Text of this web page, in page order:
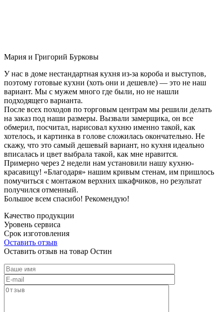
Мария и Григорий Бурковы
У нас в доме нестандартная кухня из-за короба и выступов,
поэтому готовые кухни (хоть они и дешевле) — это не наш
вариант. Мы с мужем много где были, но не нашли
подходящего варианта.
После всех походов по торговым центрам мы решили делать
на заказ под наши размеры. Вызвали замерщика, он все
обмерил, посчитал, нарисовал кухню именно такой, как
хотелось, и картинка в голове сложилась окончательно. Не
скажу, что это самый дешевый вариант, но кухня идеально
вписалась и цвет выбрала такой, как мне нравится.
Примерно через 2 недели нам установили нашу кухню-
красавицу! «Благодаря» нашим кривым стенам, им пришлось
помучиться с монтажом верхних шкафчиков, но результат
получился отменный.
Большое всем спасибо! Рекомендую!
Качество продукции
Уровень сервиса
Срок изготовления
Оставить отзыв
Оставить отзыв на товар Остин